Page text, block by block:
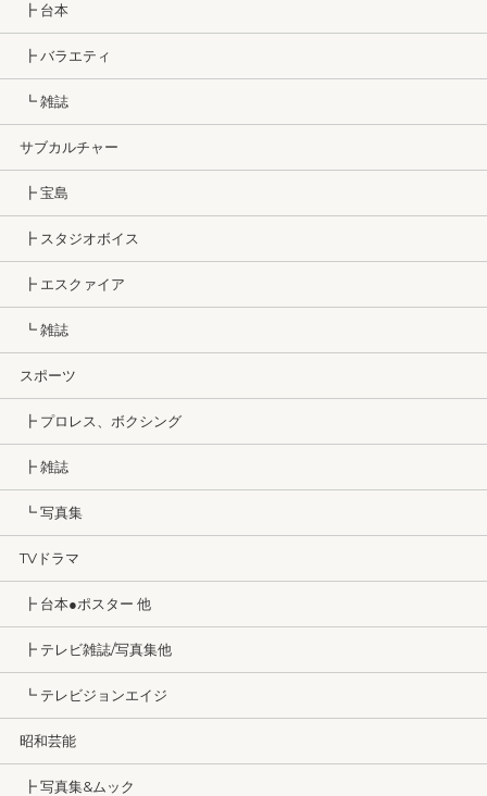
┣ 台本
┣ バラエティ
┗ 雑誌
サブカルチャー
┣ 宝島
┣ スタジオボイス
┣ エスクァイア
┗ 雑誌
スポーツ
┣ プロレス、ボクシング
┣ 雑誌
┗ 写真集
TVドラマ
┣ 台本●ポスター 他
┣ テレビ雑誌/写真集他
┗ テレビジョンエイジ
昭和芸能
┣ 写真集&ムック